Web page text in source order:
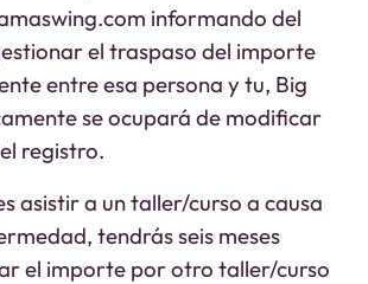
informando del
el traspaso del importe
entre esa persona y tu, Big
se ocupará de modificar
registro.
asistir a un taller/curso a causa
tendrás seis meses
el importe por otro taller/curso